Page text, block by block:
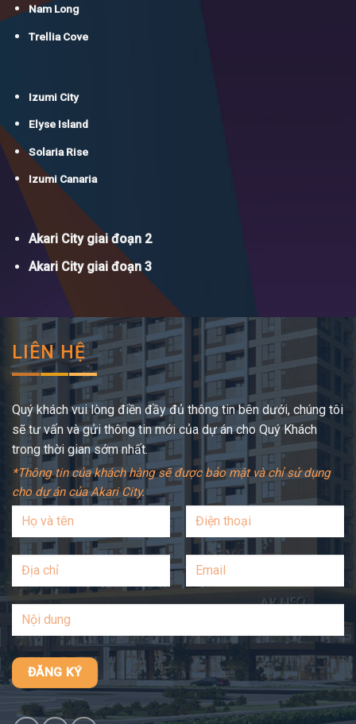
Nam Long
Trellia Cove
Izumi City
Elyse Island
Solaria Rise
Izumi Canaria
Akari City giai đoạn 2
Akari City giai đoạn 3
LIÊN HỆ
Quý khách vui lòng điền đầy đủ thông tin bên dưới, chúng tôi
sẽ tư vấn và gửi thông tin mới của dự án cho Quý Khách
trong thời gian sớm nhất.
*Thông tin của khách hàng sẽ được bảo mật và chỉ sử dụng
cho dự án của Akari City.